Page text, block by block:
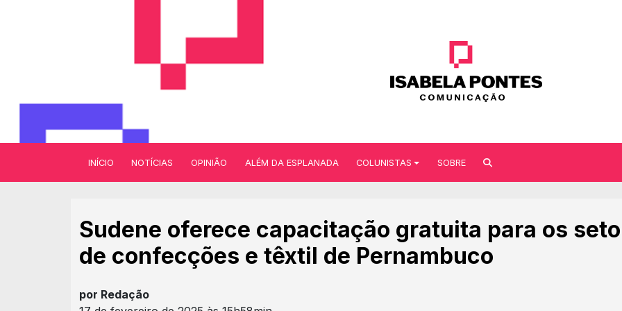
INÍCIO NOTÍCIAS OPINIÃO ALÉM DA ESPLANADA COLUNISTAS SOBRE
Sudene oferece capacitação gratuita para os
de confecções e têxtil de Pernambuco
por Redação